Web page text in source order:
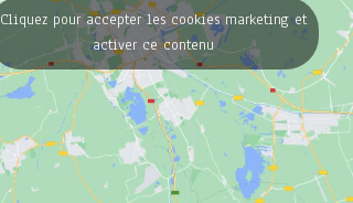
Cliquez pour accepter les cookies marketing et
activer ce contenu